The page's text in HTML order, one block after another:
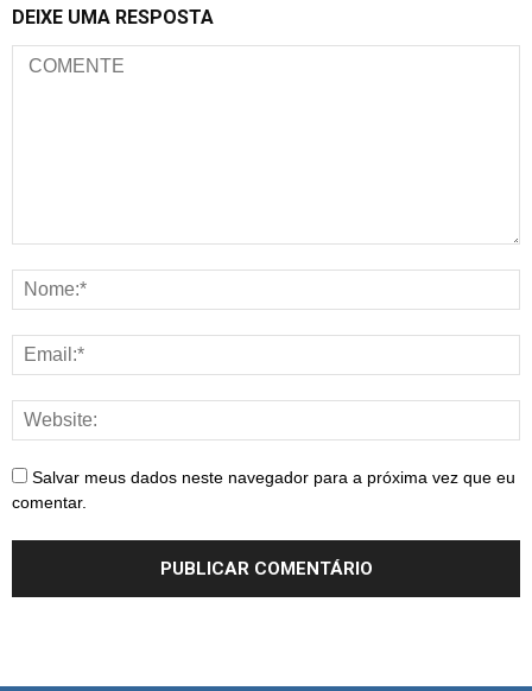
DEIXE UMA RESPOSTA
Salvar meus dados neste navegador para a próxima vez que eu
comentar.